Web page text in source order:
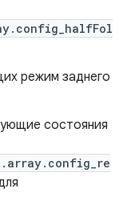
режим заднего
состояния